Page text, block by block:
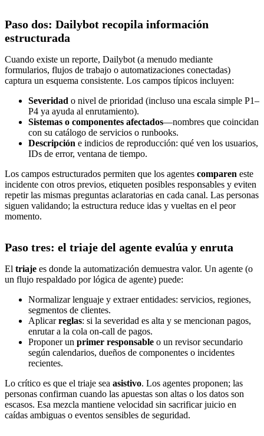
Paso dos: Dailybot recopila información
estructurada
Cuando existe un reporte, Dailybot (a menudo mediante
formularios, flujos de trabajo o automatizaciones conectadas)
captura un esquema consistente. Los campos típicos incluyen:
Severidad o nivel de prioridad (incluso una escala simple P1–
P4 ya ayuda al enrutamiento).
Sistemas o componentes afectados—nombres que coincidan
con su catálogo de servicios o runbooks.
Descripción e indicios de reproducción: qué ven los usuarios,
IDs de error, ventana de tiempo.
Los campos estructurados permiten que los agentes comparen este
incidente con otros previos, etiqueten posibles responsables y eviten
repetir las mismas preguntas aclaratorias en cada canal. Las personas
siguen validando; la estructura reduce idas y vueltas en el peor
momento.
Paso tres: el triaje del agente evalúa y enruta
El triaje es donde la automatización demuestra valor. Un agente (o
un flujo respaldado por lógica de agente) puede:
Normalizar lenguaje y extraer entidades: servicios, regiones,
segmentos de clientes.
Aplicarreglas: si la severidad es alta y se mencionan pagos,
enrutar a la cola on-call de pagos.
Proponer un primer responsable o un revisor secundario
según calendarios, dueños de componentes o incidentes
recientes.
Lo crítico es que el triaje sea asistivo. Los agentes proponen; las
personas confirman cuando las apuestas son altas o los datos son
escasos. Esa mezcla mantiene velocidad sin sacrificar juicio en
caídas ambiguas o eventos sensibles de seguridad.